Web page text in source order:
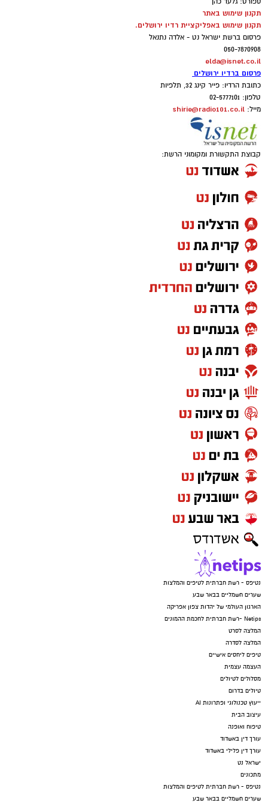
תקנון שימוש באתר
תקנון שימוש באפליקציית רדיו ירושלים.
פרסום ברשת ישראל נט - אלדה נתנאל
050-7870908
elda@isnet.co.il
פרסום ברדיו ירושלים
כתובת הרדיו: פייר קינג 32, תלפיות
טלפון: 02-5777101
מייל: shirie@radio101.co.il
קבוצת התקשורת ומקומוני הרשת:
נטיפס - רשת חברתית לטיפים והמלצות
שערים חשמליים בבאר שבע
הארגון העולמי של יהדות צפון אפריקה
Netips -רשת חברתית לחכמת ההמונים
המלצה לסרט
המלצה לסדרה
טיפים ליחסים אישיים
העצמה עצמית
מסלולים לטיולים
טיולים בדרום
ייעוץ טכנולוגי ופתרונות AI
עיצוב הבית
טיפוח ואופנה
עורך דין באשדוד
עורך דין פלילי באשדוד
ישראל נט
מתכונים
נטיפס - רשת חברתית לטיפים והמלצות
שערים חשמליים בבאר שבע